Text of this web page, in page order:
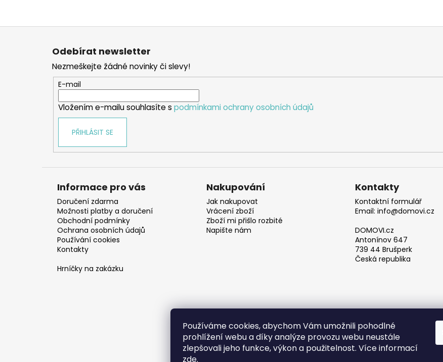
Používáme cookies, abychom Vám umožnili pohodlné
prohlížení webu a díky analýze provozu webu neustále
zlepšovali jeho funkce, výkon a použitelnost. Více informací
zde.
Z
Odebírat newsletter
Nezmeškejte žádné novinky či slevy!
E-mail
Vložením e-mailu souhlasíte s podmínkami ochrany osobních údajů
PŘIHLÁSIT SE
Informace pro vás
Doručení zdarma
Možnosti platby a doručení
Obchodní podmínky
Ochrana osobních údajů
Používání cookies
Kontakty
Hrníčky na zakázku
Nakupování
Jak nakupovat
Vrácení zboží
Zboží mi přišlo rozbité
Napište nám
Kontakty
Kontaktní formulář
Email: info@domovi.cz
DOMOVI.cz
Antonínov 647
739 44 Brušperk
Česká republika
Obchodní podmínky